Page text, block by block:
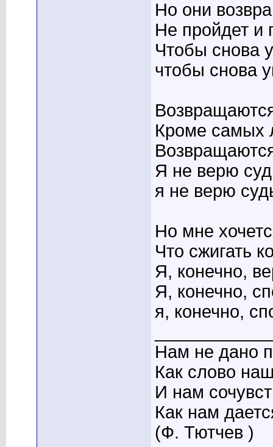
Но они
Не пройдет и
Чтобы снова
чтобы снова
Кроме самых
Я не верю
я не верю
Но мне
Что сжигать
Я, конечно,
Я, конечно,
я, конечно,
Нам не дано
Как слово
И нам
Как нам
(Ф. Тютчев )